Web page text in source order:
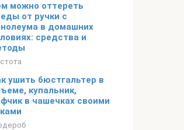
можно оттереть
от ручки с
в домашних
средства и
ушить бюстгальтер в
купальник,
в чашечках своими